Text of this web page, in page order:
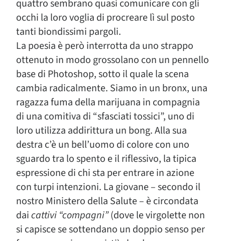
quattro sembrano quasi comunicare con gli
occhi la loro voglia di procreare lì sul posto
tanti biondissimi pargoli.
La poesia è però interrotta da uno strappo
ottenuto in modo grossolano con un pennello
base di Photoshop, sotto il quale la scena
cambia radicalmente. Siamo in un bronx, una
ragazza fuma della marijuana in compagnia
di una comitiva di “sfasciati tossici”, uno di
loro utilizza addirittura un bong. Alla sua
destra c’è un bell’uomo di colore con uno
sguardo tra lo spento e il riflessivo, la tipica
espressione di chi sta per entrare in azione
con turpi intenzioni. La giovane – secondo il
nostro Ministero della Salute – è circondata
daicattivi “compagni”(dove le virgolette non
si capisce se sottendano un doppio senso per